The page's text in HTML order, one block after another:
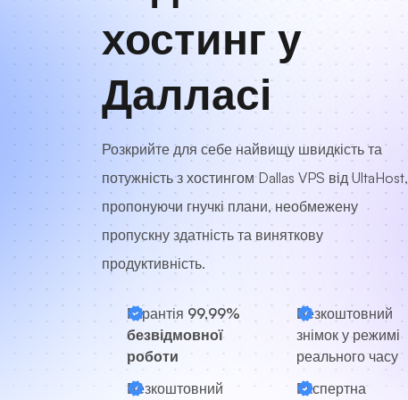
хостинг у
Далласі
Розкрийте для себе найвищу швидкість та
потужність з хостингом Dallas VPS від UltaHost,
пропонуючи гнучкі плани, необмежену
пропускну здатність та виняткову
продуктивність.
Гарантія 99,99%
безвідмовної
роботи
Безкоштовний
знімок у режимі
реального часу
Безкоштовний
Експертна